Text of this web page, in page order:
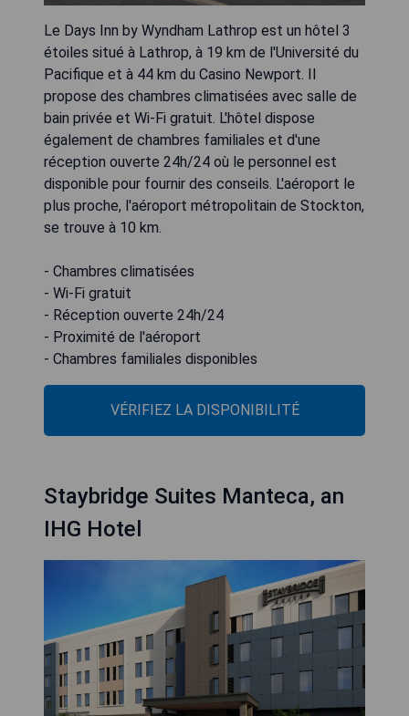
Le Days Inn by Wyndham Lathrop est un hôtel 3
étoiles situé à Lathrop, à 19 km de l'Université du
Pacifique et à 44 km du Casino Newport. Il
propose des chambres climatisées avec salle de
bain privée et Wi-Fi gratuit. L'hôtel dispose
également de chambres familiales et d'une
réception ouverte 24h/24 où le personnel est
disponible pour fournir des conseils. L'aéroport le
plus proche, l'aéroport métropolitain de Stockton,
se trouve à 10 km.
- Chambres climatisées
- Wi-Fi gratuit
- Réception ouverte 24h/24
- Proximité de l'aéroport
- Chambres familiales disponibles
VÉRIFIEZ LA DISPONIBILITÉ
Staybridge Suites Manteca, an
IHG Hotel